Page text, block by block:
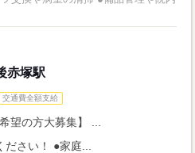
赤塚駅
交通費全額支給
望の方大募集】 ...
さい！ ●家庭...